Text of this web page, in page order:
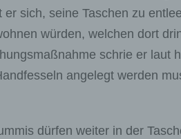
sich, seine Taschen zu
würden, welchen dort
schrie er laut
angelegt werden
dürfen weiter in der